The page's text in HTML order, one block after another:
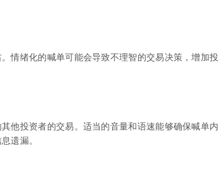
情绪化的喊单可能会导致不理智的交易决策，增加投
他投资者的交易。适当的音量和语速能够确保喊单内
遗漏。